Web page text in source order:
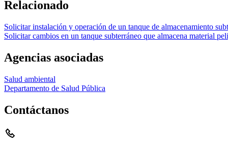
Relacionado
Solicitar instalación y operación de un tanque de almacenamiento
Solicitar cambios en un tanque subterráneo que almacena material
Agencias asociadas
Salud ambiental
Departamento de Salud Pública
Contáctanos